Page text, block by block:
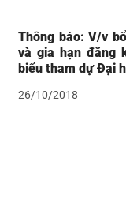
Thông báo: V/v
và gia hạn đăng
biểu tham dự Đại
26/10/2018